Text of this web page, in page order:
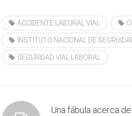
ACCIDENTE LABORAL VIAL
INSTITUTO NACIONAL DE
SEGURIDAD VIAL LABORAL
Una fábula acerca